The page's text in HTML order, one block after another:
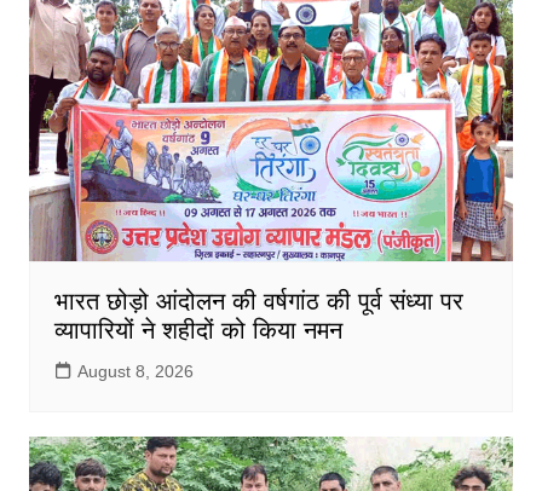
भारत छोड़ो आंदोलन की वर्षगांठ की पूर्व संध्या पर
व्यापारियों ने शहीदों को किया नमन
August 8, 2026